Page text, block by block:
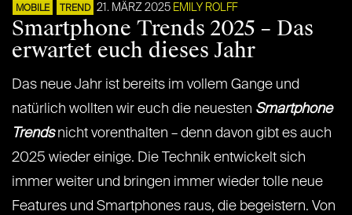
MOBILE TREND 21. MÄRZ 2025 EMILY ROLFF
Smartphone Trends 2025 – Das
erwartet euch dieses Jahr
Das neue Jahr ist bereits im vollem Gange und
natürlich wollten wir euch die neuesten Smartphone
Trendsnicht vorenthalten – denn davon gibt es auch
2025 wieder einige. Die Technik entwickelt sich
immer weiter und bringen immer wieder tolle neue
Features und Smartphones raus, die begeistern. Von